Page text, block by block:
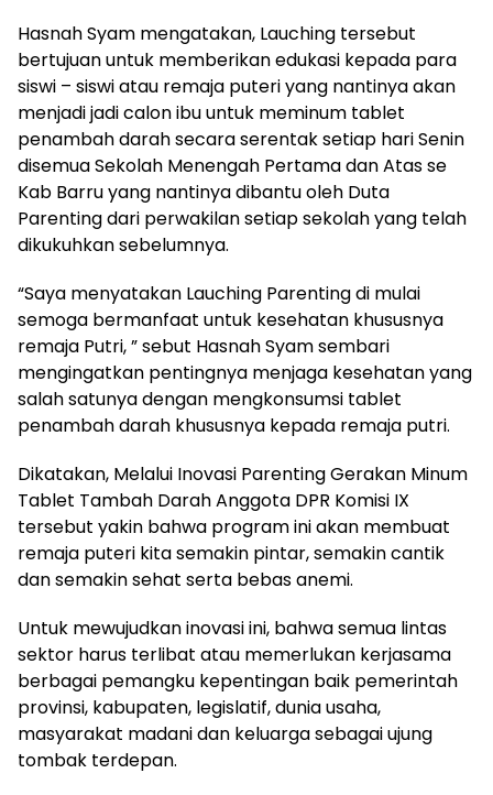
Hasnah Syam mengatakan, Lauching tersebut
bertujuan untuk memberikan edukasi kepada para
siswi – siswi atau remaja puteri yang nantinya akan
menjadi jadi calon ibu untuk meminum tablet
penambah darah secara serentak setiap hari Senin
disemua Sekolah Menengah Pertama dan Atas se
Kab Barru yang nantinya dibantu oleh Duta
Parenting dari perwakilan setiap sekolah yang telah
dikukuhkan sebelumnya.
“Saya menyatakan Lauching Parenting di mulai
semoga bermanfaat untuk kesehatan khususnya
remaja Putri, ” sebut Hasnah Syam sembari
mengingatkan pentingnya menjaga kesehatan yang
salah satunya dengan mengkonsumsi tablet
penambah darah khususnya kepada remaja putri.
Dikatakan, Melalui Inovasi Parenting Gerakan Minum
Tablet Tambah Darah Anggota DPR Komisi IX
tersebut yakin bahwa program ini akan membuat
remaja puteri kita semakin pintar, semakin cantik
dan semakin sehat serta bebas anemi.
Untuk mewujudkan inovasi ini, bahwa semua lintas
sektor harus terlibat atau memerlukan kerjasama
berbagai pemangku kepentingan baik pemerintah
provinsi, kabupaten, legislatif, dunia usaha,
masyarakat madani dan keluarga sebagai ujung
tombak terdepan.